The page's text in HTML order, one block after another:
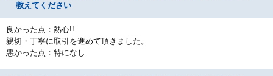
教えてください
良かった点：熱心!!
親切・丁寧に取引を進めて頂きました。
悪かった点：特になし